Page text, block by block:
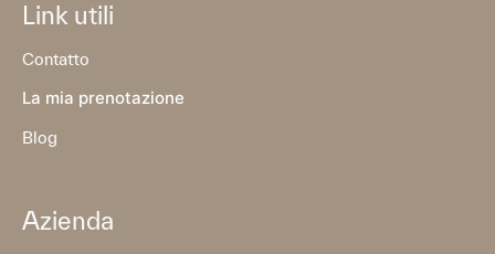
Link utili
Contatto
La mia prenotazione
Blog
Azienda